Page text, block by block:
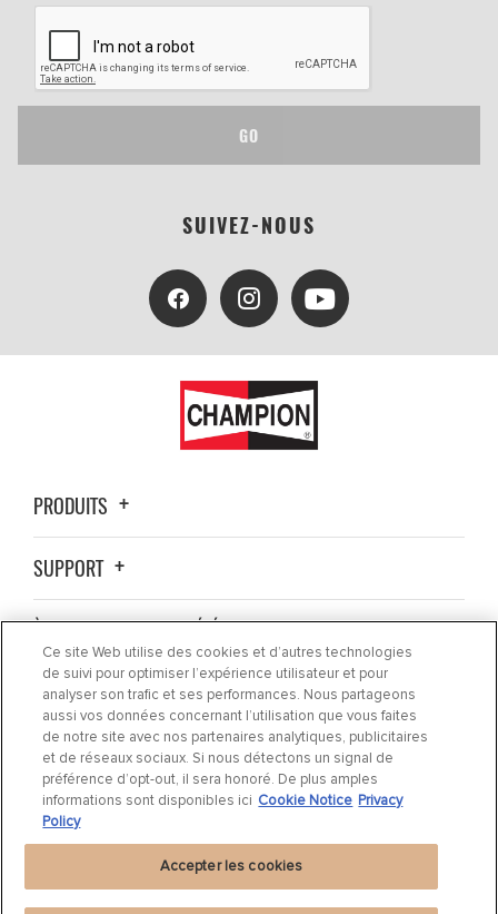
GO
SUIVEZ-NOUS
PRODUITS
SUPPORT
À PROPOS DE LA SOCIÉTÉ
OÙ ACHETER ?
ACTUALITÉS
CONTACTEZ-NOUS
Ce site Web utilise des cookies et d’autres technologies
de suivi pour optimiser l’expérience utilisateur et pour
analyser son trafic et ses performances. Nous partageons
aussi vos données concernant l’utilisation que vous faites
de notre site avec nos partenaires analytiques, publicitaires
et de réseaux sociaux. Si nous détectons un signal de
préférence d’opt-out, il sera honoré. De plus amples
informations sont disponibles ici Cookie Notice Privacy
Policy
Accepter les cookies